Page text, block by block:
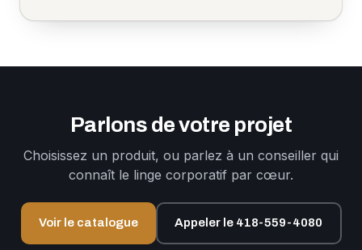
Parlons de votre projet
Choisissez un produit, ou parlez à un conseiller qui
connaît le linge corporatif par cœur.
Voir le catalogue Appeler le 418-559-4080